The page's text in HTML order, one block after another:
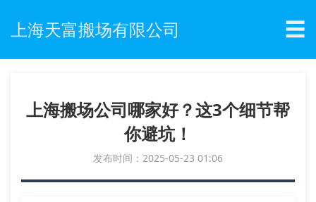
上海天富搬场有限公司 ☰
上海搬场公司哪家好？这3个细节帮
你避坑！
发布时间：2025-05-23 01:06